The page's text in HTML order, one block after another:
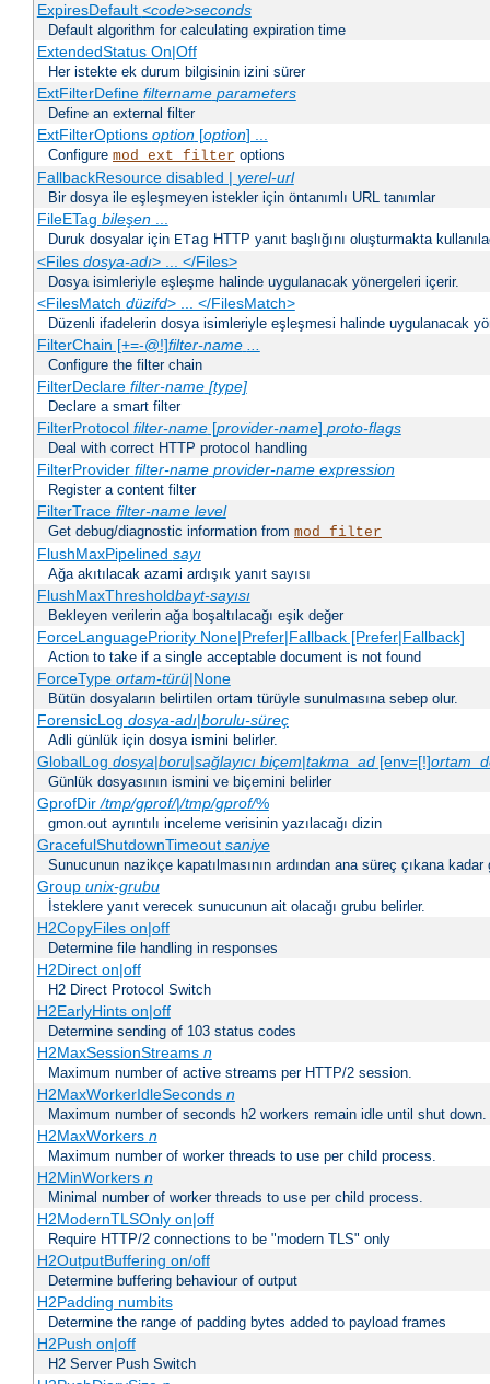
ExpiresDefault <code>seconds
Default algorithm for calculating expiration time
ExtendedStatus On|Off
Her istekte ek durum bilgisinin izini sürer
ExtFilterDefine filtername parameters
Define an external filter
ExtFilterOptions option[option] ...
Configure mod_ext_filter options
FallbackResource disabled | yerel-url
Bir dosya ile eşleşmeyen istekler için öntanımlı URL tanımlar
FileETag bileşen...
Duruk dosyalar için ETag HTTP yanıt başlığını oluşturmakta
<Files dosya-adı> ... </Files>
Dosya isimleriyle eşleşme halinde uygulanacak yönergeleri içerir.
<FilesMatch düzifd> ... </FilesMatch>
Düzenli ifadelerin dosya isimleriyle eşleşmesi halinde uygulanacak
FilterChain [+=-@!]filter-name ...
Configure the filter chain
FilterDeclare filter-name [type]
Declare a smart filter
FilterProtocol filter-name[provider-name] proto-flags
Deal with correct HTTP protocol handling
FilterProvider filter-name provider-name expression
Register a content filter
FilterTrace filter-name level
Get debug/diagnostic information from mod_filter
FlushMaxPipelined sayı
Ağa akıtılacak azami ardışık yanıt sayısı
FlushMaxThresholdbayt-sayısı
Bekleyen verilerin ağa boşaltılacağı eşik değer
ForceLanguagePriority None|Prefer|Fallback [Prefer|Fallback]
Action to take if a single acceptable document is not found
ForceType ortam-türü|None
Bütün dosyaların belirtilen ortam türüyle sunulmasına sebep olur.
ForensicLog dosya-adı|borulu-süreç
Adli günlük için dosya ismini belirler.
GlobalLog dosya|boru|sağlayıcı biçem|takma_ad[env=[!]
Günlük dosyasının ismini ve biçemini belirler
GprofDir/tmp/gprof/|/tmp/gprof/%
gmon.out ayrıntılı inceleme verisinin yazılacağı dizin
GracefulShutdownTimeout saniye
Sunucunun nazikçe kapatılmasının ardından ana süreç çıkana
Group unix-grubu
İsteklere yanıt verecek sunucunun ait olacağı grubu belirler.
H2CopyFiles on|off
Determine file handling in responses
H2Direct on|off
H2 Direct Protocol Switch
H2EarlyHints on|off
Determine sending of 103 status codes
H2MaxSessionStreams n
Maximum number of active streams per HTTP/2 session.
H2MaxWorkerIdleSeconds n
Maximum number of seconds h2 workers remain idle until shut down.
H2MaxWorkers n
Maximum number of worker threads to use per child process.
H2MinWorkers n
Minimal number of worker threads to use per child process.
H2ModernTLSOnly on|off
Require HTTP/2 connections to be "modern TLS" only
H2OutputBuffering on/off
Determine buffering behaviour of output
H2Padding numbits
Determine the range of padding bytes added to payload frames
H2Push on|off
H2 Server Push Switch